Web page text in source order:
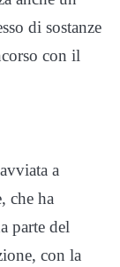
di sostanze
con il
a
che ha
parte del
con la